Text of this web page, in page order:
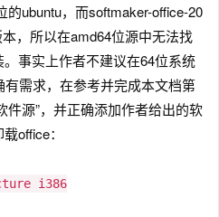
，而softmaker-office-20
，所以在amd64位源中无法找
事实上作者不建议在64位系统
需求，在参考并完成本文档第
件源”，并正确添加作者给出的软
office：
i386